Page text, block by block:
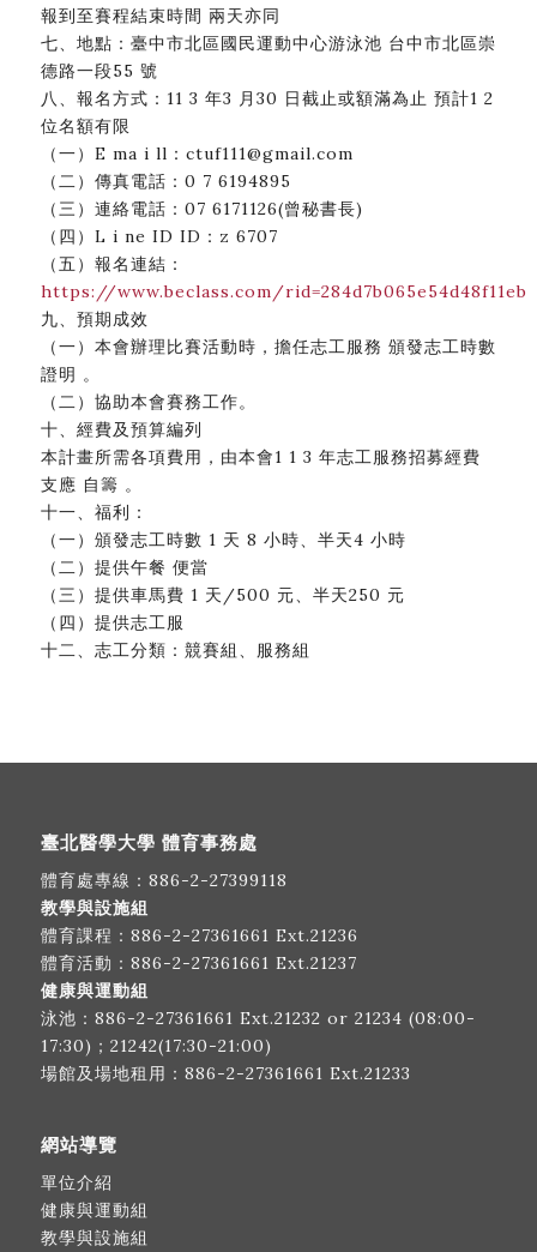
報到至賽程結束時間 兩天亦同
七、地點：臺中市北區國民運動中心游泳池 台中市北區崇
德路一段55 號
八、報名方式：11 3 年3 月30 日截止或額滿為止 預計1 2
位名額有限
（一）E ma i ll：ctuf111@gmail.com
（二）傳真電話：0 7 6194895
（三）連絡電話：07 6171126(曾秘書長)
（四）L i ne ID ID：z 6707
（五）報名連結：
https://www.beclass.com/rid=284d7b065e54d48f11eb
九、預期成效
（一）本會辦理比賽活動時，擔任志工服務 頒發志工時數
證明 。
（二）協助本會賽務工作。
十、經費及預算編列
本計畫所需各項費用，由本會1 1 3 年志工服務招募經費
支應 自籌 。
十一、福利：
（一）頒發志工時數 1 天 8 小時、半天4 小時
（二）提供午餐 便當
（三）提供車馬費 1 天/500 元、半天250 元
（四）提供志工服
十二、志工分類：競賽組、服務組
臺北醫學大學 體育事務處
體育處專線： 886-2-27399118
教學與設施組
體育課程： 886-2-27361661 Ext.21236
體育活動： 886-2-27361661 Ext.21237
健康與運動組
泳池： 886-2-27361661 Ext.21232 or 21234 (08:00-
17:30)；21242(17:30-21:00)
場館及場地租用： 886-2-27361661 Ext.21233
網站導覽
單位介紹
健康與運動組
教學與設施組